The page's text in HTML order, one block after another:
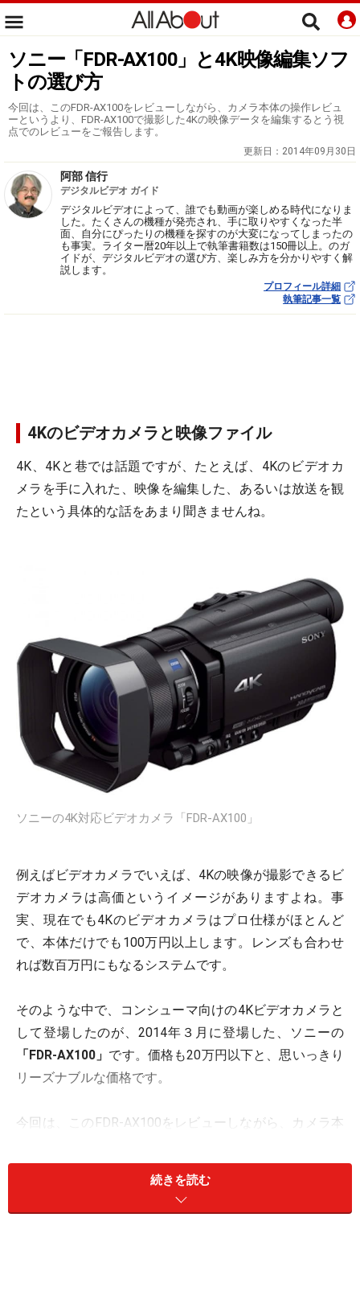
ソニー「FDR-AX100」と4K映像編集ソフ
トの選び方
今回は、このFDR-AX100をレビューしながら、カメラ本体の操作レビュ
ーというより、FDR-AX100で撮影した4Kの映像データを編集するとう視
点でのレビューをご報告します。
更新日： 2014年09月30日
阿部 信行
デジタルビデオ ガイド
デジタルビデオによって、誰でも動画が楽しめる時代になりま
した。たくさんの機種が発売され、手に取りやすくなった半
面、自分にぴったりの機種を探すのが大変になってしまったの
も事実。ライター暦20年以上で執筆書籍数は150冊以上。のガ
イドが、デジタルビデオの選び方、楽しみ方を分かりやすく解
説します。
プロフィール詳細
執筆記事一覧
4Kのビデオカメラと映像ファイル
4K、4Kと巷では話題ですが、たとえば、4Kのビデオカ
メラを手に入れた、映像を編集した、あるいは放送を観
たという具体的な話をあまり聞きませんね。
ソニーの4K対応ビデオカメラ「FDR-AX100」
例えばビデオカメラでいえば、4Kの映像が撮影できるビ
デオカメラは高価というイメージがありますよね。事
実、現在でも4Kのビデオカメラはプロ仕様がほとんど
で、本体だけでも100万円以上します。レンズも合わせ
れば数百万円にもなるシステムです。
そのような中で、コンシューマ向けの4Kビデオカメラと
して登場したのが、2014年３月に登場した、ソニーの
「FDR-AX100」 です。価格も20万円以下と、思いっきり
リーズナブルな価格です。
今回は、このFDR-AX100をレビューしながら、カメラ本
の映像データを編集するとう視点でのレビューをご報告
続きを読む